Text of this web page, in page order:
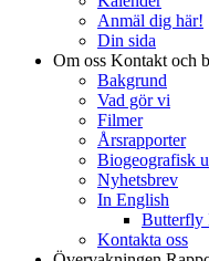
Anmäl dig här!
Din sida
Om oss Kontakt och
Bakgrund
Vad gör vi
Filmer
Årsrapporter
Biogeografisk
Nyhetsbrev
In English
Butterfly
Kontakta oss